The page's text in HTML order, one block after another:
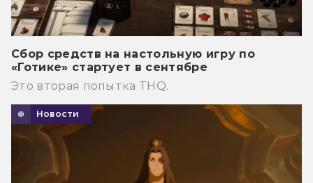
Сбор средств на настольную игру по
«Готике» стартует в сентябре
Это вторая попытка THQ.
Новости